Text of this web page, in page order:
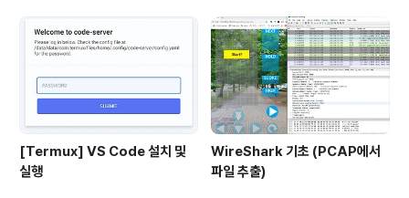
[Termux] VS Code 설치 및
실행
WireShark 기초 (PCAP에서
파일 추출)